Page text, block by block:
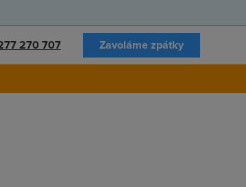
270 707 Zavoláme zpátky